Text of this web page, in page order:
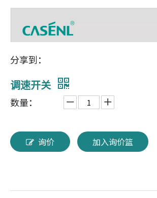
分享到：
调速开关
数量：
询价 加入询价篮